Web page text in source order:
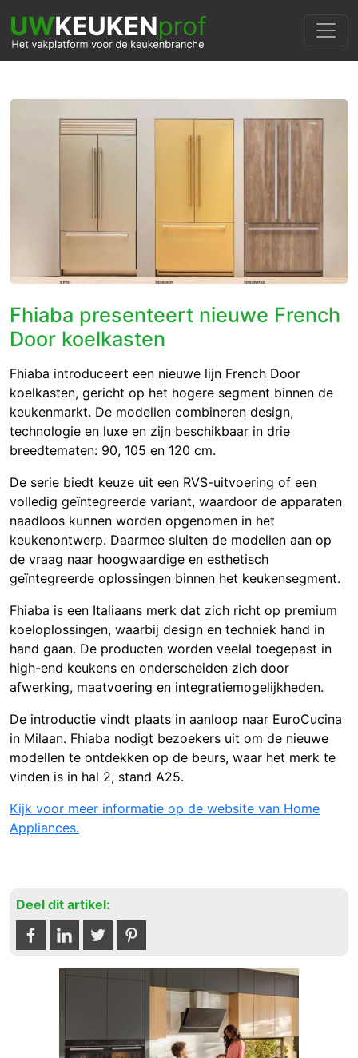
Fhiaba presenteert nieuwe French
Door koelkasten
Fhiaba introduceert een nieuwe lijn French Door
koelkasten, gericht op het hogere segment binnen de
keukenmarkt. De modellen combineren design,
technologie en luxe en zijn beschikbaar in drie
breedtematen: 90, 105 en 120 cm.
De serie biedt keuze uit een RVS-uitvoering of een
volledig geïntegreerde variant, waardoor de apparaten
naadloos kunnen worden opgenomen in het
keukenontwerp. Daarmee sluiten de modellen aan op
de vraag naar hoogwaardige en esthetisch
geïntegreerde oplossingen binnen het keukensegment.
Fhiaba is een Italiaans merk dat zich richt op premium
koeloplossingen, waarbij design en techniek hand in
hand gaan. De producten worden veelal toegepast in
high-end keukens en onderscheiden zich door
afwerking, maatvoering en integratiemogelijkheden.
De introductie vindt plaats in aanloop naar EuroCucina
in Milaan. Fhiaba nodigt bezoekers uit om de nieuwe
modellen te ontdekken op de beurs, waar het merk te
vinden is in hal 2, stand A25.
Kijk voor meer informatie op de website van Home
Appliances.
Deel dit artikel: